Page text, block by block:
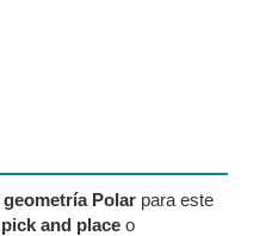
geometría Polarpara este
pick and placeo